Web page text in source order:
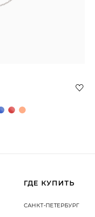
ГДЕ КУПИТЬ
САНКТ-ПЕТЕРБУРГ